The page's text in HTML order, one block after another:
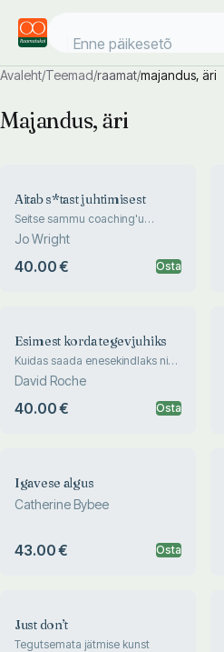
Enne päikesetõusu
Avaleht/Teemad/raamat/majandus, äri
Majandus, äri
Aitab s*tast juhtimisest
Seitse sammu coaching'u
kultuuri ülesehitamiseks
Jo Wright
40.00 € Osta
Esimest korda tegevjuhiks
Kuidas saada enesekindlaks ning
luua edu saavutamiseks vajalikke
suhteid
David Roche
40.00 € Osta
Igavese algus
Catherine Bybee
43.00 € Osta
Just don’t
Tegutsemata jätmise kunst